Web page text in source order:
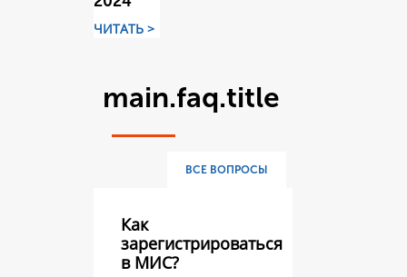
ЧИТАТЬ >
main.faq.title
ВСЕ ВОПРОСЫ
Как
зарегистрироваться
в МИС?